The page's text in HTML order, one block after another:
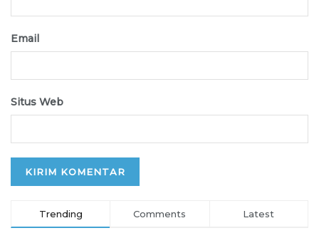
Email
Situs Web
Trending Comments Latest